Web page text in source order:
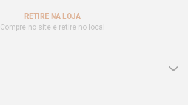
RETIRE NA LOJA
Compre no site e retire no local